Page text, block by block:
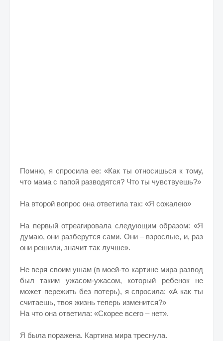
Помню, я спросила ее: «Как ты относишься к тому,
что мама с папой разводятся? Что ты чувствуешь?»
На второй вопрос она ответила так: «Я сожалею»
На первый отреагировала следующим образом: «Я
думаю, они разберутся сами. Они – взрослые, и, раз
они решили, значит так лучше».
Не веря своим ушам (в моей-то картине мира развод
был таким ужасом-ужасом, который ребенок не
может пережить без потерь), я спросила: «А как ты
считаешь, твоя жизнь теперь изменится?»
На что она ответила: «Скорее всего – нет».
Я была поражена. Картина мира треснула.